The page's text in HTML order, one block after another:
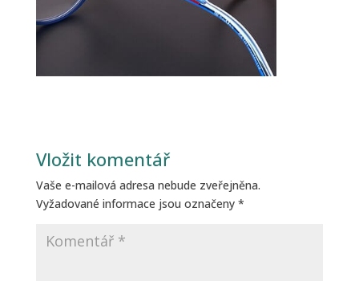
Vložit komentář
Vaše e-mailová adresa nebude zveřejněna.
Vyžadované informace jsou označeny *